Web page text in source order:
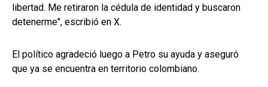
libertad. Me retiraron la cédula de identidad y buscaron
detenerme", escribió en X.
El político agradeció luego a Petro su ayuda y aseguró
que ya se encuentra en territorio colombiano.